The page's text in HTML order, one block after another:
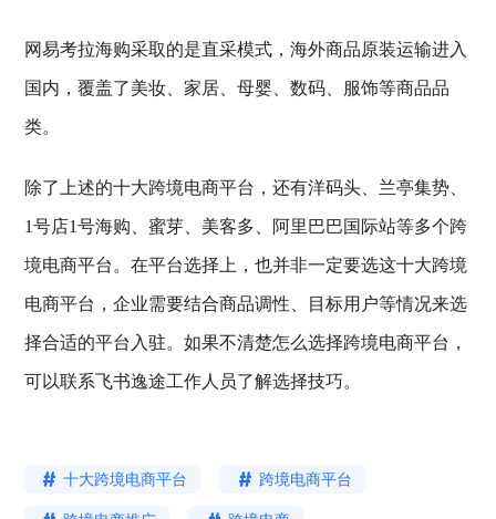
网易考拉海购采取的是直采模式，海外商品原装运输进入
国内，覆盖了美妆、家居、母婴、数码、服饰等商品品
类。
除了上述的十大跨境电商平台，还有洋码头、兰亭集势、
1号店1号海购、蜜芽、美客多、阿里巴巴国际站等多个跨
境电商平台。在平台选择上，也并非一定要选这十大跨境
电商平台，企业需要结合商品调性、目标用户等情况来选
择合适的平台入驻。如果不清楚怎么选择跨境电商平台，
可以联系飞书逸途工作人员了解选择技巧。
十大跨境电商平台 跨境电商平台